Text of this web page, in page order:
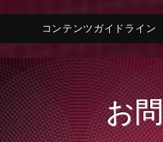
コンテンツガイドライン
お